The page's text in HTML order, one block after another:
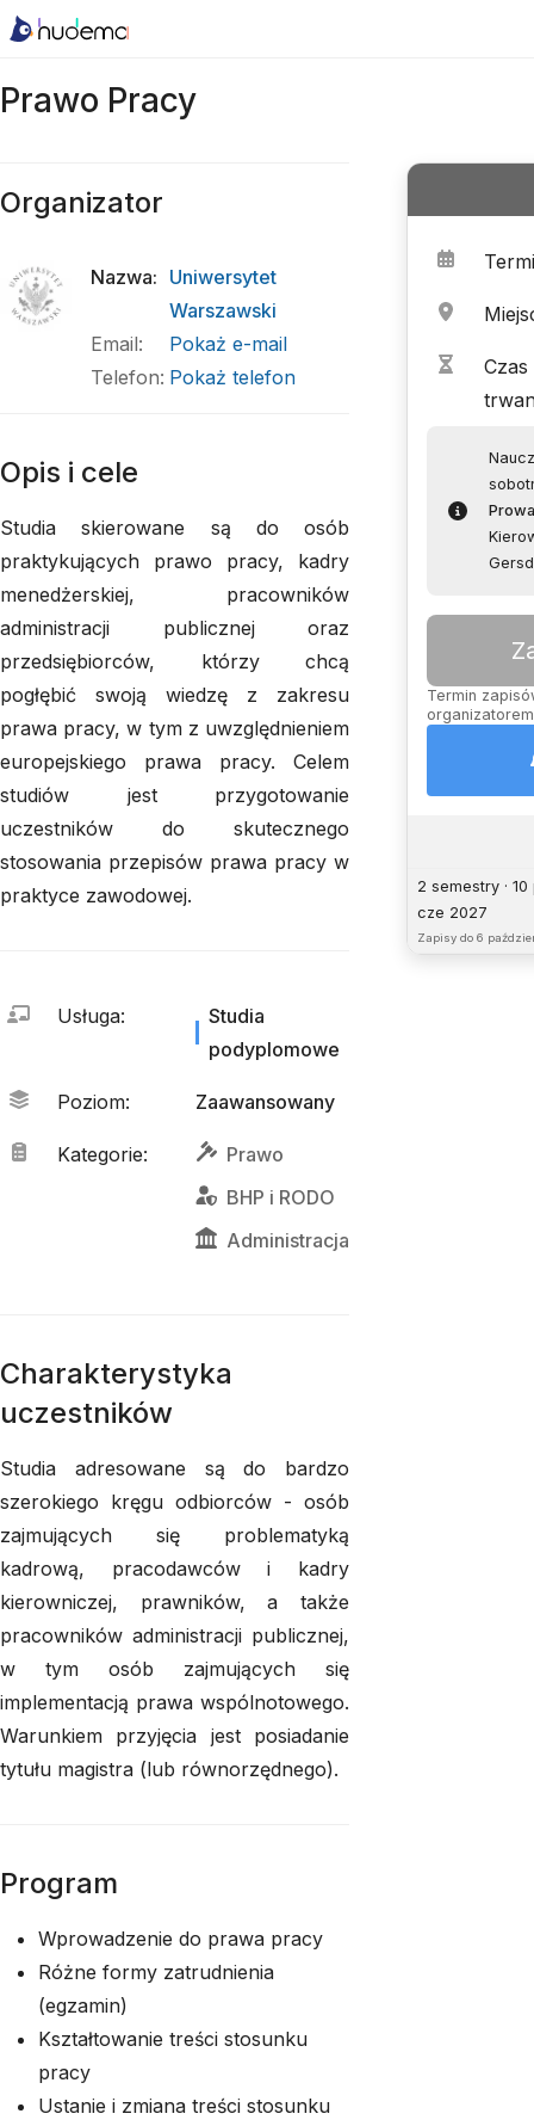
Prawo Pracy
Czas
Termin
2 semestry ·
cze 2027
Zapisy do 6
Organizator
Nazwa: Uniwersytet
Warszawski
Email:
Pokaż e-mail
Telefon: Pokaż telefon
Opis i cele
Studia skierowane są do osób
praktykujących prawo pracy, kadry
menedżerskiej, pracowników
administracji publicznej oraz
przedsiębiorców, którzy chcą
pogłębić swoją wiedzę z zakresu
prawa pracy, w tym z uwzględnieniem
europejskiego prawa pracy. Celem
studiów jest przygotowanie
uczestników do skutecznego
stosowania przepisów prawa pracy w
praktyce zawodowej.
Usługa:
Studia
podyplomowe
Poziom: Zaawansowany
Kategorie:
Prawo
BHP i RODO
Administracja
Charakterystyka
uczestników
Studia adresowane są do bardzo
szerokiego kręgu odbiorców - osób
zajmujących się problematyką
kadrową, pracodawców i kadry
kierowniczej, prawników, a także
pracowników administracji publicznej,
w tym osób zajmujących się
implementacją prawa wspólnotowego.
Warunkiem przyjęcia jest posiadanie
tytułu magistra (lub równorzędnego).
Program
Wprowadzenie do prawa pracy
Różne formy zatrudnienia
(egzamin)
Kształtowanie treści stosunku
pracy
Ustanie i zmiana treści stosunku